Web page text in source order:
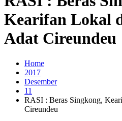
Kearifan Lokal
Adat Cireundeu
Home
2017
Desember
11
RASI : Beras Singkong,
Cireundeu